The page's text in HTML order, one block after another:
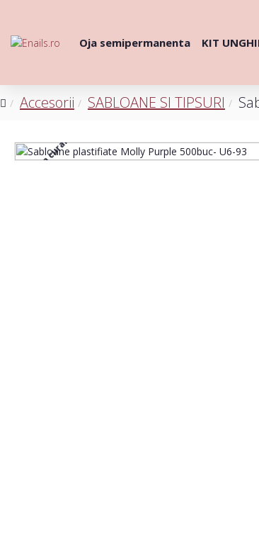
Oja semipermanenta KIT
Accesorii SABLOANE SI TIPSURI
Disponibil in curand